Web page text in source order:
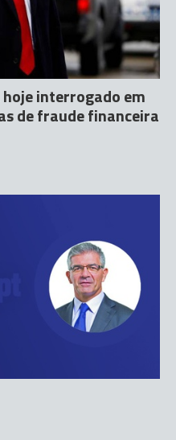
interrogado em
de fraude financeira